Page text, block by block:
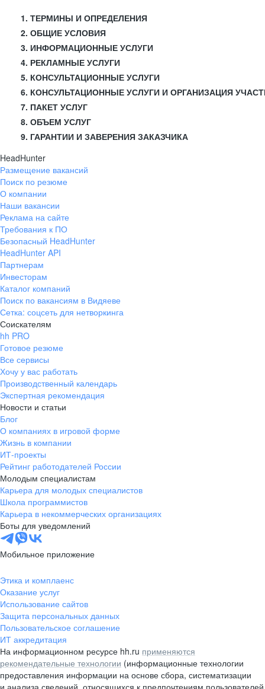
1. ТЕРМИНЫ И ОПРЕДЕЛЕНИЯ
2. ОБЩИЕ УСЛОВИЯ
3. ИНФОРМАЦИОННЫЕ УСЛУГИ
4. РЕКЛАМНЫЕ УСЛУГИ
5. КОНСУЛЬТАЦИОННЫЕ УСЛУГИ
6. КОНСУЛЬТАЦИОННЫЕ УСЛУГИ И ОРГАНИЗАЦИЯ
7. ПАКЕТ УСЛУГ
8. ОБЪЕМ УСЛУГ
9. ГАРАНТИИ И ЗАВЕРЕНИЯ ЗАКАЗЧИКА
HeadHunter
Размещение вакансий
Поиск по резюме
О компании
Наши вакансии
Реклама на сайте
Требования к ПО
Безопасный HeadHunter
HeadHunter API
Партнерам
Инвесторам
Каталог компаний
Поиск по вакансиям в Видяеве
Сетка: соцсеть для нетворкинга
Соискателям
hh PRO
Готовое резюме
Все сервисы
Хочу у вас работать
Производственный календарь
Экспертная рекомендация
Новости и статьи
Блог
О компаниях в игровой форме
Жизнь в компании
ИТ-проекты
Рейтинг работодателей России
Молодым специалистам
Карьера для молодых специалистов
Школа программистов
Карьера в некоммерческих организациях
Боты для уведомлений
Мобильное приложение
Этика и комплаенс
Оказание услуг
Использование сайтов
Защита персональных данных
Пользовательское соглашение
ИТ аккредитация
На информационном ресурсе hh.ru применяются
рекомендательные технологии (информационные технологии
предоставления информации на основе сбора, систематизации
и анализа сведений, относящихся к предпочтениям пользователей